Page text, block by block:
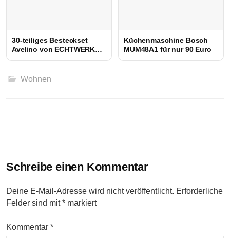
30-teiliges Besteckset
Avelino von ECHTWERK
nur 40 Euro
Küchenmaschine Bosch
MUM48A1 für nur 90 Euro
Wohnen
Schreibe einen Kommentar
Deine E-Mail-Adresse wird nicht veröffentlicht. Erforderliche
Felder sind mit* markiert
Kommentar *